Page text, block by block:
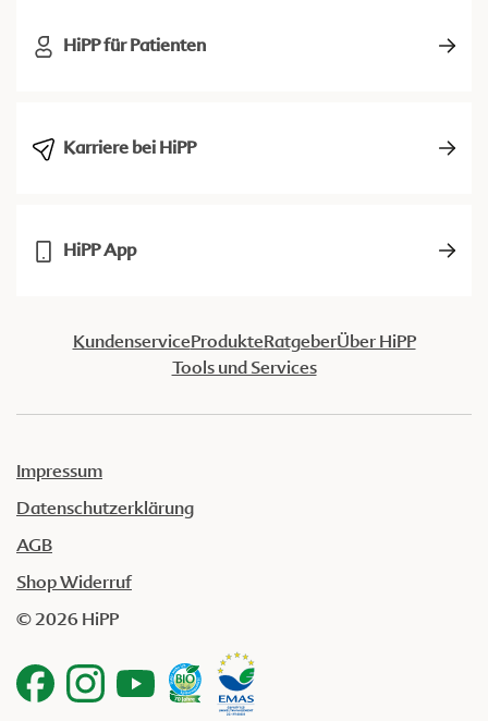
HiPP für Patienten
Karriere bei HiPP
HiPP App
KundenserviceProdukteRatgeberÜber HiPP
Tools und Services
Impressum
Datenschutzerklärung
AGB
Shop Widerruf
© 2026 HiPP